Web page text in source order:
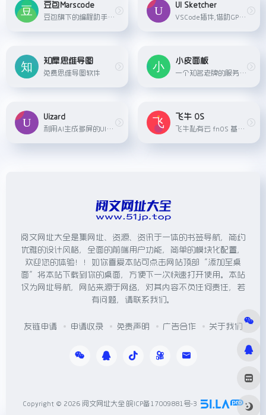
豆包Marscode
豆包旗下的编程助手，提供智能补全、智能预测、智能问答等能力，节省开发时间，释放脑海中的创造力
UI Sketcher
VSCode插件,借助GPT-4V的多模态能力,在插件中画出界面草图,就能生成一个基于ReactNative的UI界面
知犀思维导图
免费思维导图软件
小皮面板
一个知名老牌的服务器集成环境工具
Uizard
利用AI生成多屏的UI界面
飞牛 OS
飞牛私有云 fnOS 基于最新Linux内核深度开发，兼容x86硬件，存储自由，灵活扩容；系统正版免费、无损更新；
阅文网址大全是集网址、资源、资讯于一体的书签导航，简约
优雅的设计风格，全面的前端用户功能，简单的模块化配置，
欢迎您的体验！！如你喜爱本站可点击网站顶部“添加至桌
面”将本站下载到你的桌面，方便下一次快速打开使用。本站
仅为网址导航，网站来源于网络，对其内容不负任何责任，若
有问题，请联系我们。
友链申请 申请收录 免责声明 广告合作 关于我们
Copyright © 2026 阅文网址大全 皖ICP备17009881号-3